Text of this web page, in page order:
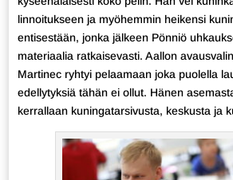
linnoitukseen ja myöhemmin heikensi
entisestään, jonka jälkeen Pönniö
materiaalia ratkaisevasti. Aallon
Martinec ryhtyi pelaamaan joka puolella
edellytyksiä tähän ei ollut. Hänen
kerrallaan kuningatarsivusta, keskusta ja